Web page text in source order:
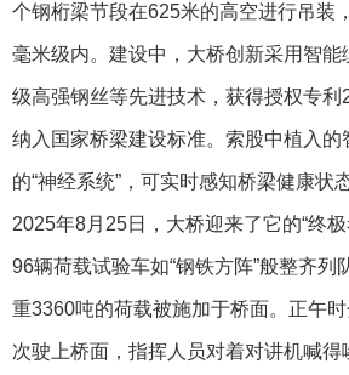
个钢桁梁节段在625米的高空进行吊装
毫米级内。建设中，大桥创新采用智能
级高强钢丝等先进技术，获得授权专
纳入国家桥梁建设标准。索股中植入的
的“神经系统”，可实时感知桥梁健康状态
2025年8月25日，大桥迎来了它的“终
96辆荷载试验车如“钢铁方阵”般整齐列
重3360吨的荷载被施加于桥面。正午
次驶上桥面，指挥人员对着对讲机喊得